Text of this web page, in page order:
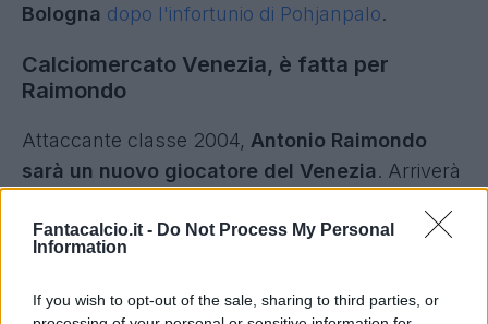
Fantacalcio.it - Do Not Process My Personal
Information
If you wish to opt-out of the sale, sharing to third parties, or
Bologna dopo l'infortunio di Pohjanpalo.
Calciomercato Venezia, è fatta per
Raimondo
Attaccante classe 2004, Antonio Raimondo
sarà un nuovo giocatore del Venezia. Arriverà
passata stagione con la maglia della Ternana in
assist in 40 partite giocate tra campionato e